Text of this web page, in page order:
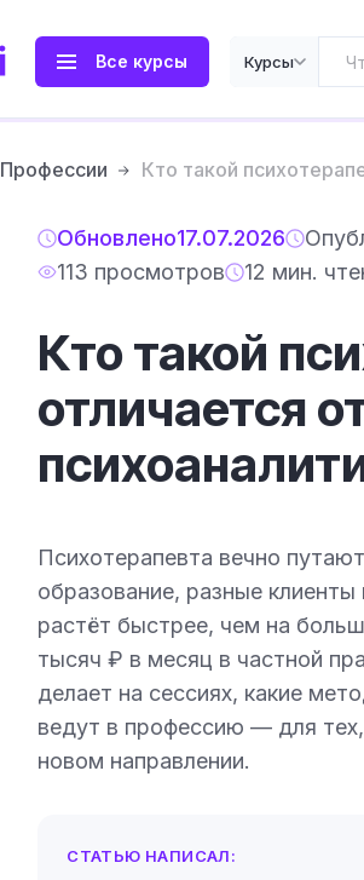
Все курсы Курсы
Профессии Кто такой
Обновлено17.07.2026
113 просмотров
12 мин.
Кто такой
отличается
Психотерапевта вечно
образование, разные
растёт быстрее, чем на
тысяч ₽ в месяц в частной
делает на сессиях, какие
ведут в профессию — для
новом направлении.
СТАТЬЮ НАПИСАЛ: